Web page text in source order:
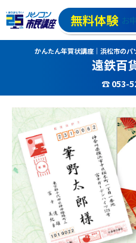
無料体験 お
かんたん年賀状講座｜浜松市の
遠鉄百
☎ 053-